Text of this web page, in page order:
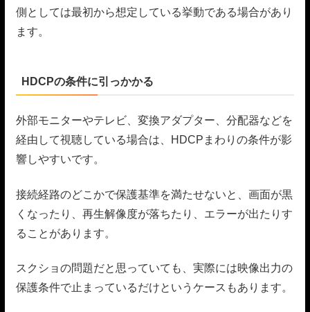
側としては最初から想定している挙動である場合があり
ます。
HDCPの条件に引っかかる
外部モニターやテレビ、変換アダプター、分配器などを
経由して視聴している場合は、HDCPまわりの条件が影
響しやすいです。
接続経路のどこかで保護基準を満たせないと、画面が黒
くなったり、再生解像度が落ちたり、エラーが出たりす
ることがあります。
スクショの問題だと思っていても、実際には映像出力の
保護条件で止まっているだけというケースもあります。